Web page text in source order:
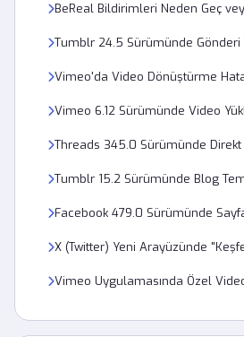
BeReal Bildirimleri Neden Geç
Tumblr 24.5 Sürümünde Gönderi
Vimeo'da Video Dönüştürme
Vimeo 6.12 Sürümünde Video
Threads 345.0 Sürümünde
Tumblr 15.2 Sürümünde Blog
Facebook 479.0 Sürümünde
X (Twitter) Yeni Arayüzünde
Vimeo Uygulamasında Özel